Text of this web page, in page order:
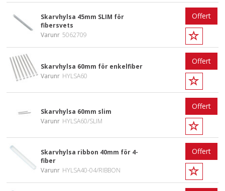
Skarvhylsa 45mm SLIM för
fibersvets
Varunr 5062709
Offert
Skarvhylsa 60mm för enkelfiber
Varunr HYLSA60
Offert
Skarvhylsa 60mm slim
Varunr HYLSA60/SLIM
Offert
Skarvhylsa ribbon 40mm för 4-
fiber
Varunr HYLSA40-04/RIBBON
Offert